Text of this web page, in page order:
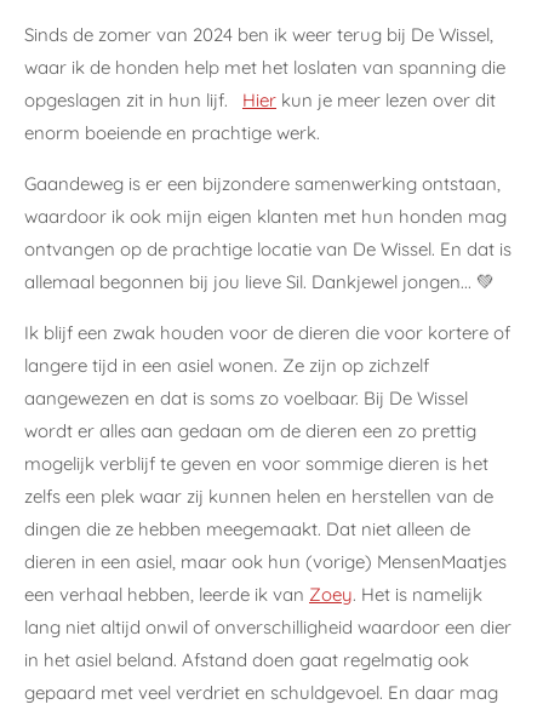
Sinds de zomer van 2024 ben ik weer terug bij De Wissel,
waar ik de honden help met het loslaten van spanning die
opgeslagen zit in hun lijf. Hier kun je meer lezen over dit
enorm boeiende en prachtige werk.
Gaandeweg is er een bijzondere samenwerking ontstaan,
waardoor ik ook mijn eigen klanten met hun honden mag
ontvangen op de prachtige locatie van De Wissel. En dat is
allemaal begonnen bij jou lieve Sil. Dankjewel jongen... 💚
Ik blijf een zwak houden voor de dieren die voor kortere of
langere tijd in een asiel wonen. Ze zijn op zichzelf
aangewezen en dat is soms zo voelbaar. Bij De Wissel
wordt er alles aan gedaan om de dieren een zo prettig
mogelijk verblijf te geven en voor sommige dieren is het
zelfs een plek waar zij kunnen helen en herstellen van de
dingen die ze hebben meegemaakt. Dat niet alleen de
dieren in een asiel, maar ook hun (vorige) MensenMaatjes
een verhaal hebben, leerde ik van Zoey. Het is namelijk
lang niet altijd onwil of onverschilligheid waardoor een dier
in het asiel beland. Afstand doen gaat regelmatig ook
gepaard met veel verdriet en schuldgevoel. En daar mag